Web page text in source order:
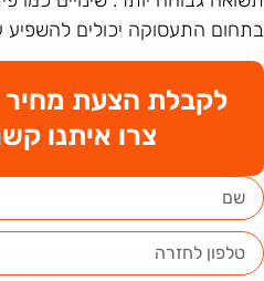
התעסוקה יכולים להשפיע
לקבלת הצעת מחיר
צרו איתנו